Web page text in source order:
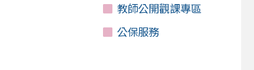
教師公開觀課專區
公保服務